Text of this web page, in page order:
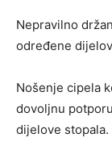
Nepravilno
određene
Nošenje cipela
dovoljnu
dijelove stopala.